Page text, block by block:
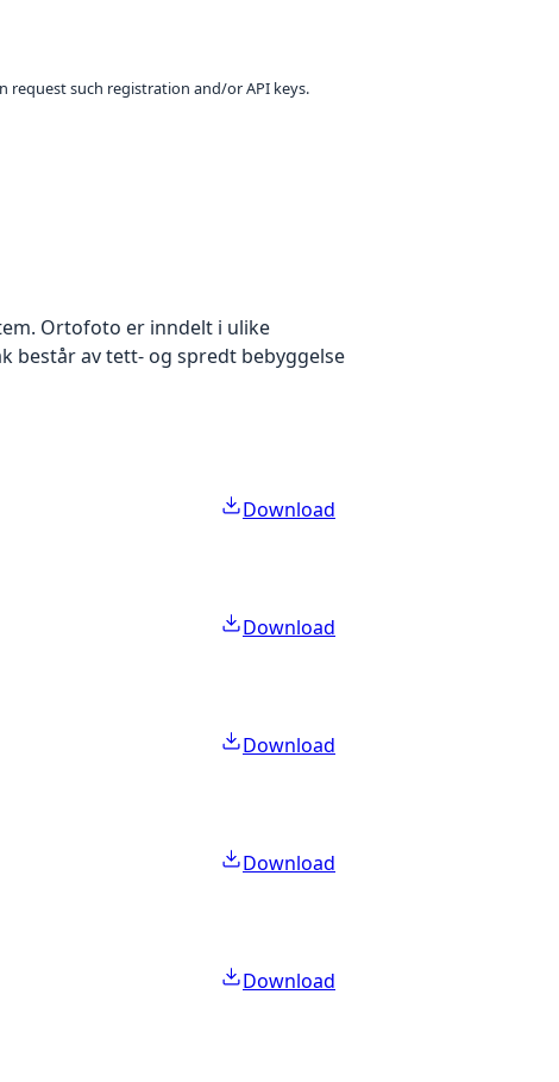
request such registration and/or API keys.
Ortofoto er inndelt i ulike
består av tett- og spredt bebyggelse
Download
Download
Download
Download
Download